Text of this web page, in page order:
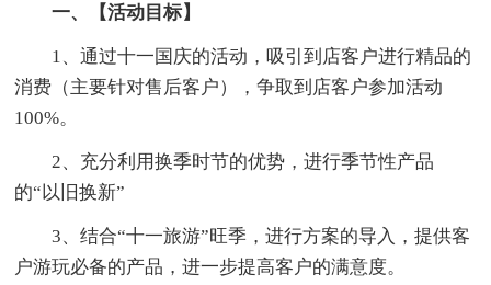
一、【活动目标】
1、通过十一国庆的活动，吸引到店客户进行精品的
消费（主要针对售后客户），争取到店客户参加活动
100%。
2、充分利用换季时节的优势，进行季节性产品
的“以旧换新”
3、结合“十一旅游”旺季，进行方案的导入，提供客
户游玩必备的产品，进一步提高客户的满意度。